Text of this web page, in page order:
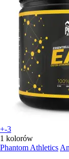
+-3
1 kolorów
Phantom Athletics